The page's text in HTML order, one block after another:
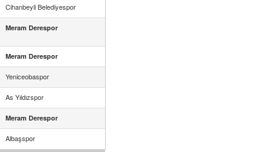
Cihanbeyli Belediyespor
Meram Derespor
Meram Derespor
Yeniceobaspor
As Yıldızspor
Meram Derespor
Albaşspor